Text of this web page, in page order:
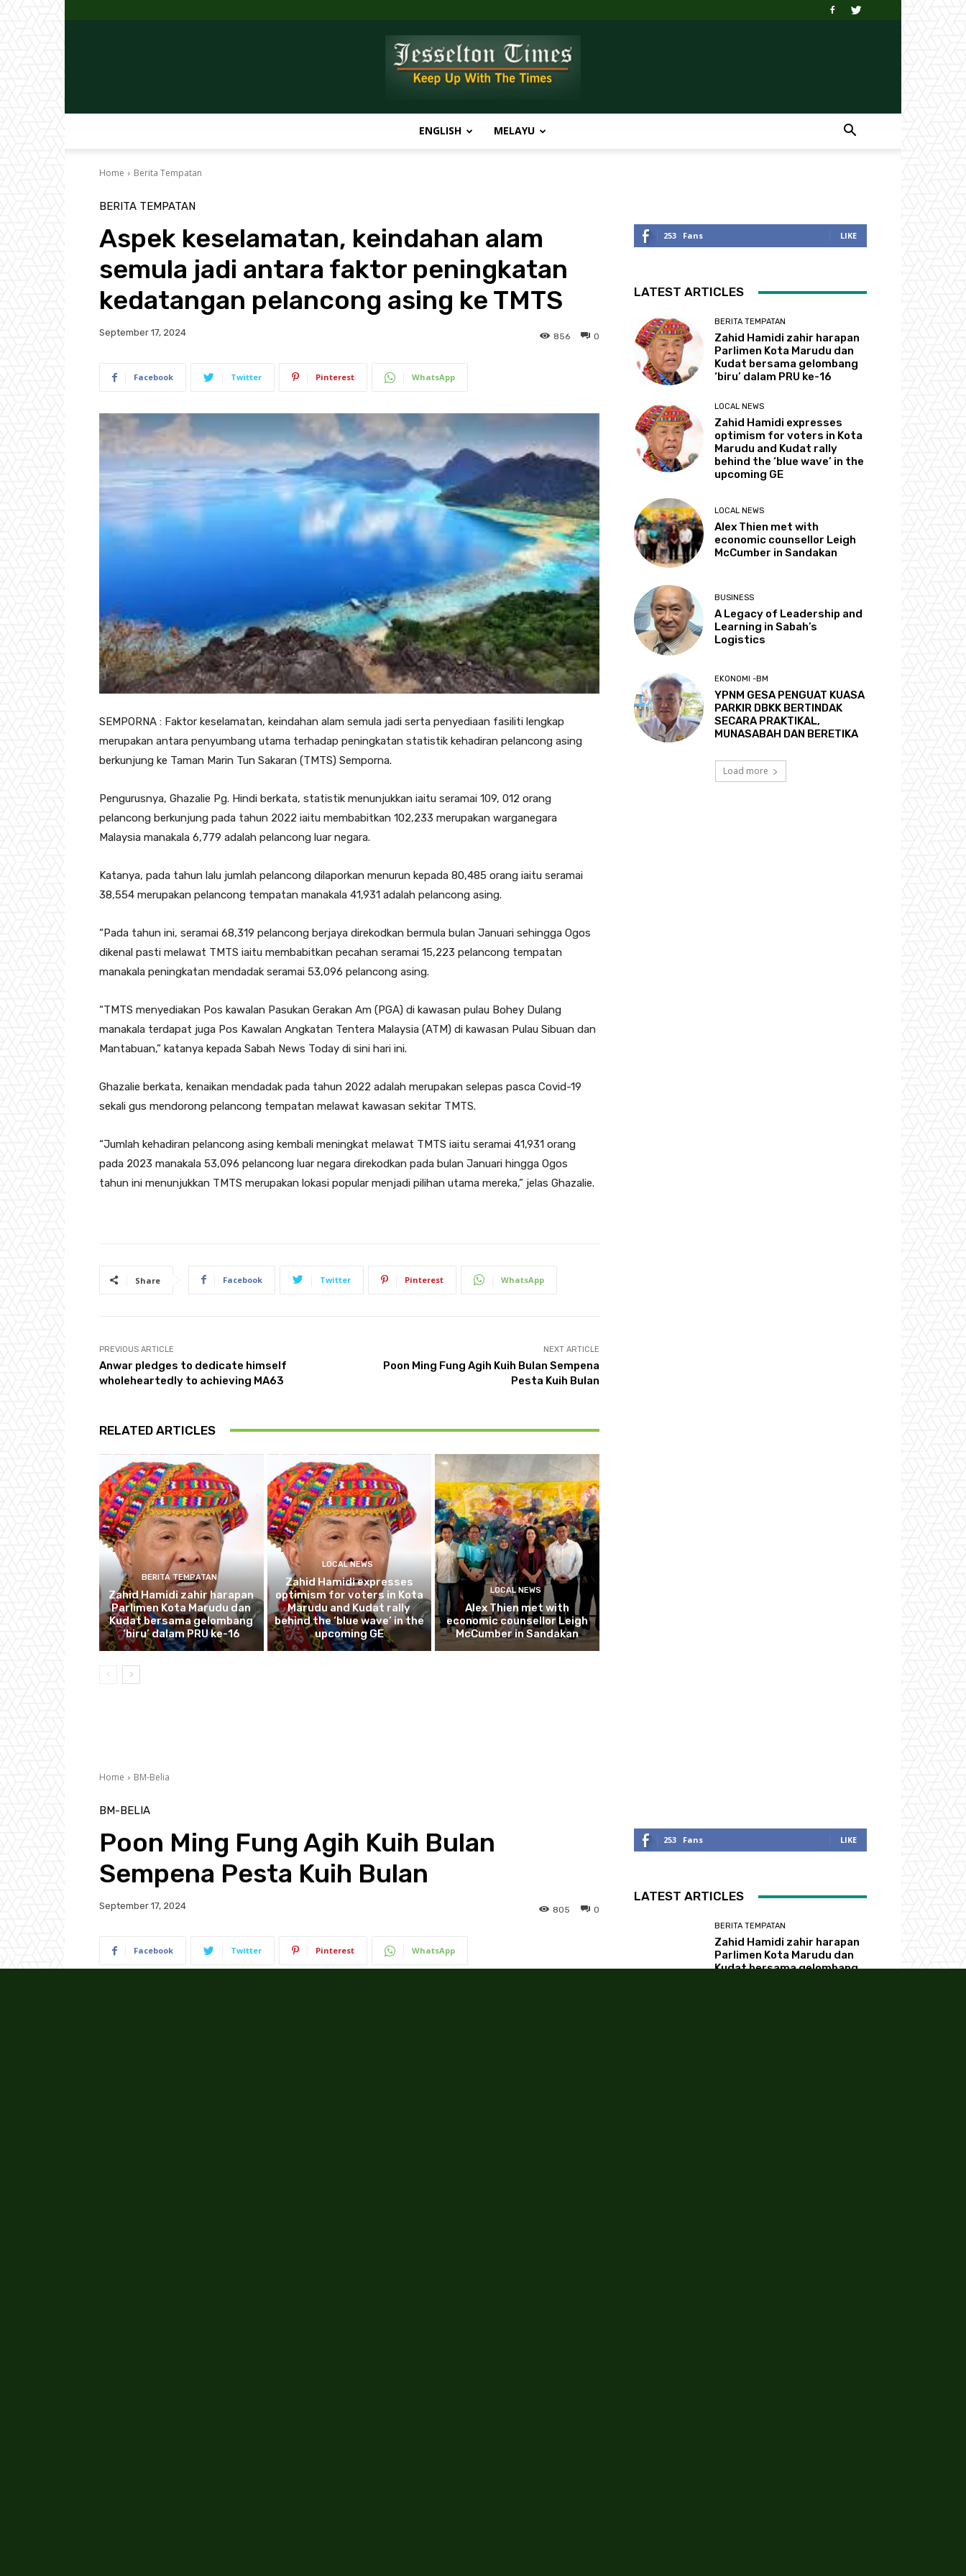
Times
ENGLISH MELAYU
Home Berita Tempatan
BERITA TEMPATAN
Aspek keselamatan, keindahan alam
semula jadi antara faktor peningkatan
kedatangan pelancong asing ke TMTS
September 17, 2024 0
856
Facebook Twitter Pinterest WhatsApp
SEMPORNA : Faktor keselamatan, keindahan alam semula jadi serta penyediaan fasiliti lengkap
merupakan antara penyumbang utama terhadap peningkatan statistik kehadiran pelancong asing
berkunjung ke Taman Marin Tun Sakaran (TMTS) Semporna.
Pengurusnya, Ghazalie Pg. Hindi berkata, statistik menunjukkan iaitu seramai 109, 012 orang
pelancong berkunjung pada tahun 2022 iaitu membabitkan 102,233 merupakan warganegara
Malaysia manakala 6,779 adalah pelancong luar negara.
Katanya, pada tahun lalu jumlah pelancong dilaporkan menurun kepada 80,485 orang iaitu seramai
38,554 merupakan pelancong tempatan manakala 41,931 adalah pelancong asing.
“Pada tahun ini, seramai 68,319 pelancong berjaya direkodkan bermula bulan Januari sehingga Ogos
dikenal pasti melawat TMTS iaitu membabitkan pecahan seramai 15,223 pelancong tempatan
manakala peningkatan mendadak seramai 53,096 pelancong asing.
“TMTS menyediakan Pos kawalan Pasukan Gerakan Am (PGA) di kawasan pulau Bohey Dulang
manakala terdapat juga Pos Kawalan Angkatan Tentera Malaysia (ATM) di kawasan Pulau Sibuan dan
Mantabuan,” katanya kepada Sabah News Today di sini hari ini.
Ghazalie berkata, kenaikan mendadak pada tahun 2022 adalah merupakan selepas pasca Covid-19
sekali gus mendorong pelancong tempatan melawat kawasan sekitar TMTS.
“Jumlah kehadiran pelancong asing kembali meningkat melawat TMTS iaitu seramai 41,931 orang
pada 2023 manakala 53,096 pelancong luar negara direkodkan pada bulan Januari hingga Ogos
tahun ini menunjukkan TMTS merupakan lokasi popular menjadi pilihan utama mereka,” jelas Ghazalie.
Share Facebook Twitter Pinterest WhatsApp
PREVIOUS ARTICLE
Anwar pledges to dedicate himself
wholeheartedly to achieving MA63
NEXT ARTICLE
Poon Ming Fung Agih Kuih Bulan Sempena
Pesta Kuih Bulan
RELATED ARTICLES
BERITA TEMPATAN
Zahid Hamidi zahir harapan
Parlimen Kota Marudu dan
Kudat bersama gelombang
‘biru’ dalam PRU ke-16
LOCAL NEWS
Zahid Hamidi expresses
optimism for voters in Kota
Marudu and Kudat rally
behind the ‘blue wave’ in the
upcoming GE
LOCAL NEWS
Alex Thien met with
economic counsellor Leigh
McCumber in Sandakan
253 Fans LIKE
LATEST ARTICLES
BERITA TEMPATAN
Zahid Hamidi zahir harapan
Parlimen Kota Marudu dan
Kudat bersama gelombang
‘biru’ dalam PRU ke-16
LOCAL NEWS
Zahid Hamidi expresses
optimism for voters in Kota
Marudu and Kudat rally
behind the ‘blue wave’ in the
upcoming GE
LOCAL NEWS
Alex Thien met with
economic counsellor Leigh
McCumber in Sandakan
BUSINESS
A Legacy of Leadership and
Learning in Sabah’s
Logistics
EKONOMI -BM
YPNM GESA PENGUAT KUASA
PARKIR DBKK BERTINDAK
SECARA PRAKTIKAL,
MUNASABAH DAN BERETIKA
Load more